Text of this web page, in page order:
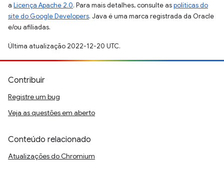
a Licença Apache 2.0. Para mais detalhes, consulte aspolíticas do
site do Google Developers. Java é uma marca registrada da Oracle
e/ou afiliadas.
Última atualização 2022-12-20 UTC.
Contribuir
Registre um bug
Veja as questões em aberto
Conteúdo relacionado
Atualizações do Chromium